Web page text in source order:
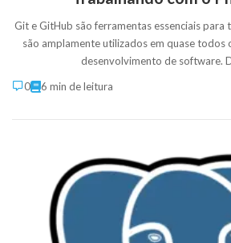
Git e GitHub são ferramentas essenciais para
são amplamente utilizados em quase
desenvolvimento de software.
0
6 min de leitura